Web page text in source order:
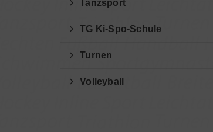
Tanzsport
TG Ki-Spo-Schule
Turnen
Volleyball